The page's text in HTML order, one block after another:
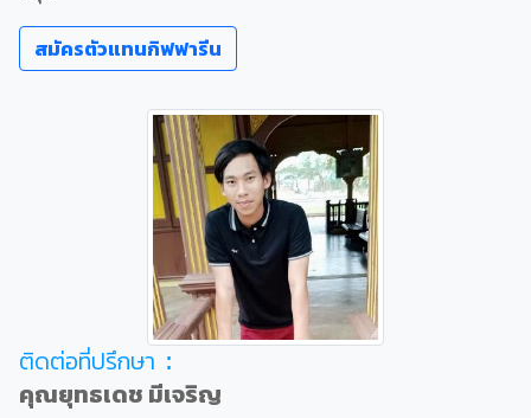
สมัครตัวแทนกิฟฟารีน
ติดต่อที่ปรึกษา :
คุณยุทธเดช มีเจริญ